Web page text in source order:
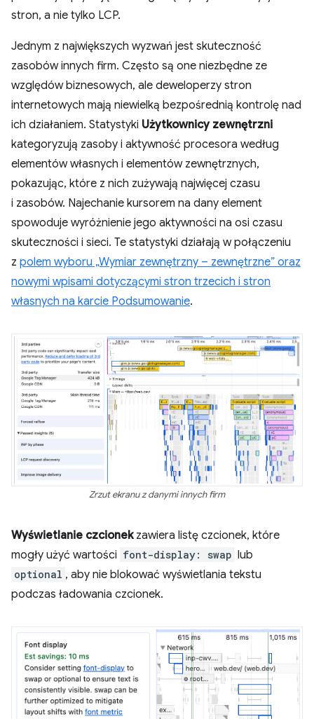
stron, a nie tylko LCP.
Jednym z największych wyzwań jest skuteczność
zasobów innych firm. Często są one niezbędne ze
względów biznesowych, ale deweloperzy stron
internetowych mają niewielką bezpośrednią kontrolę nad
ich działaniem. Statystyki Użytkownicy zewnętrzni
kategoryzują zasoby i aktywność procesora według
elementów własnych i elementów zewnętrznych,
pokazując, które z nich zużywają najwięcej czasu
i zasobów. Najechanie kursorem na dany element
spowoduje wyróżnienie jego aktywności na osi czasu
skuteczności i sieci. Te statystyki działają w połączeniu
z polem wyboru „Wymiar zewnętrzny – zewnętrzne” oraz
nowymi wpisami dotyczącymi stron trzecich i stron
własnych na karcie Podsumowanie.
Zrzut ekranu z danymi innych firm
Wyświetlanie czcionekzawiera listę czcionek, które
mogły użyć wartości font-display: swap lub
optional , aby nie blokować wyświetlania tekstu
podczas ładowania czcionek.